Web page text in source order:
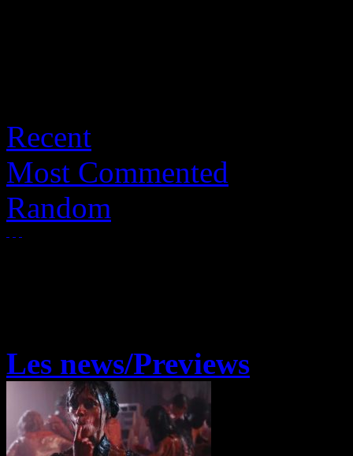
Recent
Most Commented
Random
Les news/Previews